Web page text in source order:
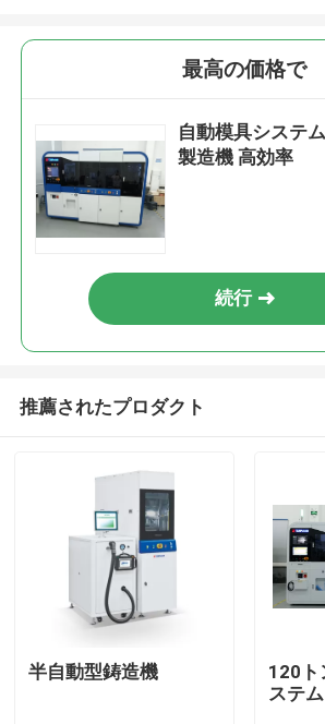
最高の価格で
自動模具システ
製造機 高効率
続行
推薦されたプロダクト
半自動型鋳造機
120ト
ステ